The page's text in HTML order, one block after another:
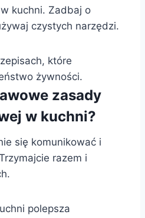
kuchni. Zadbaj o
czystych narzędzi.
które
żywności.
zasady
w kuchni?
się komunikować i
razem i
polepsza